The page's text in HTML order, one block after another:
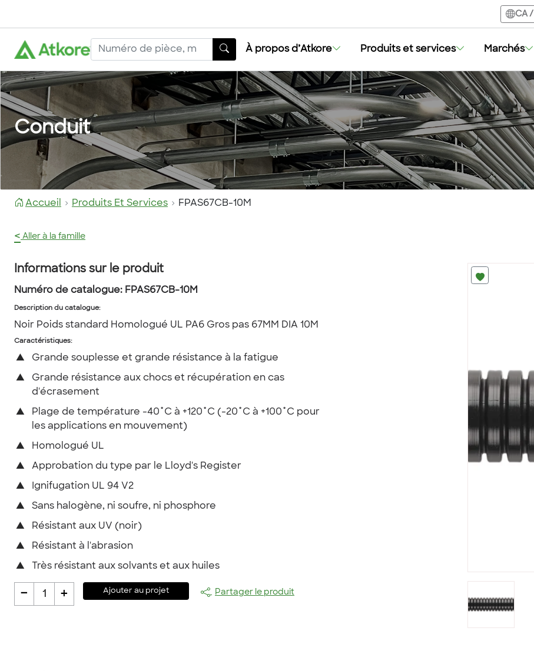
CA/
À propos d’Atkore Produits et services Marchés
Conduit
Accueil Produits Et Services FPAS67CB-10M
< Aller à la famille
Informations sur le produit
Numéro de catalogue: FPAS67CB-10M
Description du catalogue:
Noir Poids standard Homologué UL PA6 Gros pas 67MM DIA 10M
Caractéristiques:
▲ Grande souplesse et grande résistance à la fatigue
▲
Grande résistance aux chocs et récupération en cas
d'écrasement
▲
Plage de température -40˚C à +120˚C (-20˚C à +100˚C pour
les applications en mouvement)
▲ Homologué UL
▲ Approbation du type par le Lloyd's Register
▲ Ignifugation UL 94 V2
▲ Sans halogène, ni soufre, ni phosphore
▲ Résistant aux UV (noir)
▲ Résistant à l'abrasion
▲ Très résistant aux solvants et aux huiles
- 1 + Ajouter au projet Partager le produit